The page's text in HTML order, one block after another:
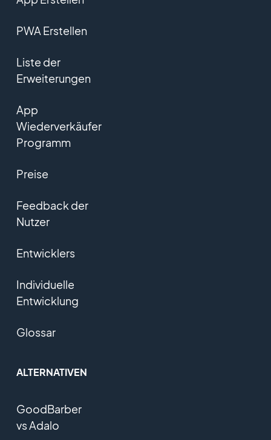
PWA Erstellen
Liste der
Erweiterungen
App
Wiederverkäufer
Programm
Preise
Feedback der
Nutzer
Entwicklers
Individuelle
Entwicklung
Glossar
ALTERNATIVEN
GoodBarber
vs Adalo